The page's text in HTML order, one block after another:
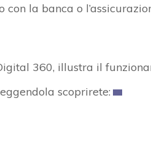
la banca o
360, illustra il
scoprirete: